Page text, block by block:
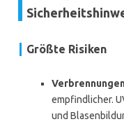
Größte Risiken
empfindlicher.
und